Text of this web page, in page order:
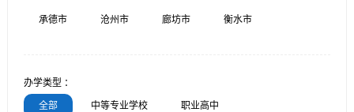
承德市 沧州市 廊坊市 衡水市
办学类型 ：
全部 中等专业学校 职业高中